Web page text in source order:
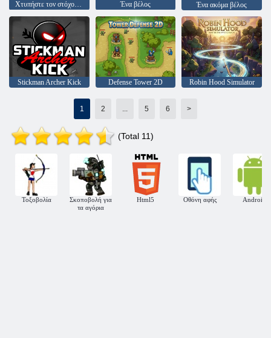
Ένα βέλος Ένα ακόμα βέλος
Stickman Archer Kick Defense Tower 2D Robin Hood Simulator
1 2 5 6 >
(Total 11)
Τοξοβολία
Σκοποβολή για
τα αγόρια
Html5 Οθόνη αφής Android